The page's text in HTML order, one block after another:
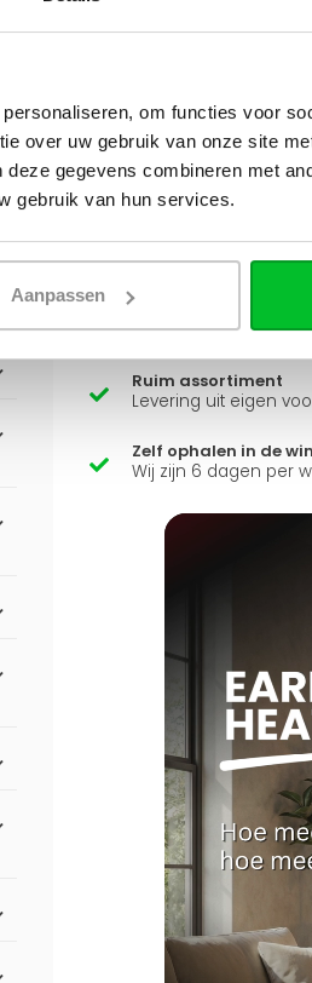
om functies voor
over uw gebruik van onze site
gegevens combineren met
gebruik van hun services.
Aanpassen
Heb je een vraag
Simon helpt je graag
Stuur een bericht
Ruim assortiment
Levering uit eigen
Zelf ophalen in de
Wij zijn 6 dagen per